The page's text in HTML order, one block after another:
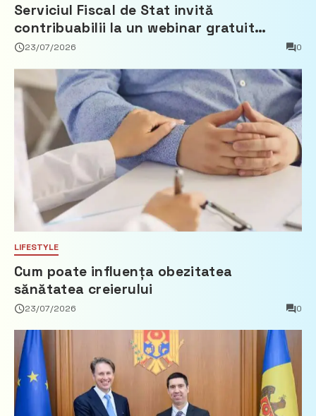
Serviciul Fiscal de Stat invită
contribuabilii la un webinar gratuit
privind calculul impozitului pe bunurile
23/07/2026 0
LIFESTYLE
Cum poate influența obezitatea
sănătatea creierului
23/07/2026 0